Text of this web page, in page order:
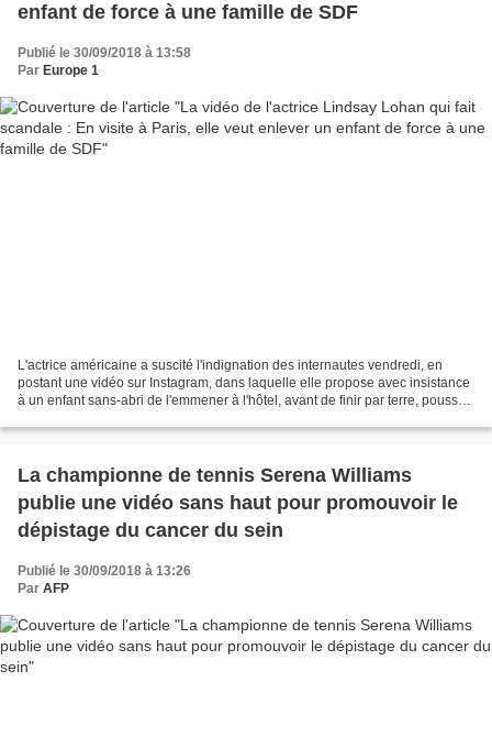
enfant de force à une famille de SDF
Publié le 30/09/2018 à 13:58
Par Europe 1
L'actrice américaine a suscité l'indignation des internautes vendredi, en
postant une vidéo sur Instagram, dans laquelle elle propose avec insistance
à un enfant sans-abri de l'emmener à l'hôtel, avant de finir par terre, poussée
La championne de tennis Serena Williams
publie une vidéo sans haut pour promouvoir le
dépistage du cancer du sein
Publié le 30/09/2018 à 13:26
Par AFP